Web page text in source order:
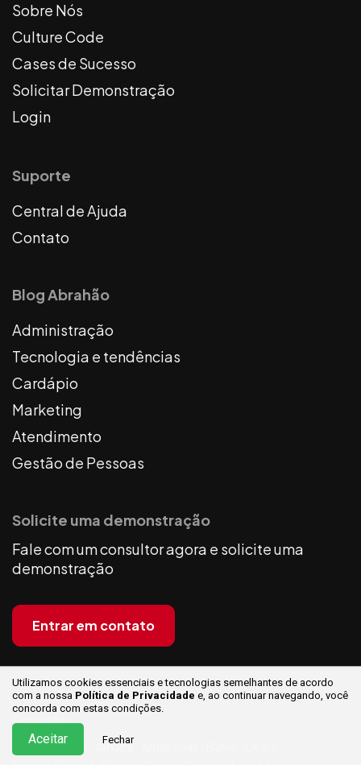
Utilizamos cookies essenciais e tecnologias semelhantes de acordo
com a nossa Política de Privacidade e, ao continuarnavegando, você
concorda com estas condições.
Aceitar Fechar
Sobre Nós
Culture Code
Cases de Sucesso
Solicitar Demonstração
Login
Suporte
Central de Ajuda
Contato
Blog Abrahão
Administração
Tecnologia e tendências
Cardápio
Marketing
Atendimento
Gestão de Pessoas
Solicite uma demonstração
Fale com um consultor agora e solicite uma
demonstração
Entrar em contato
Estados:
Acre Alagoas Amapá